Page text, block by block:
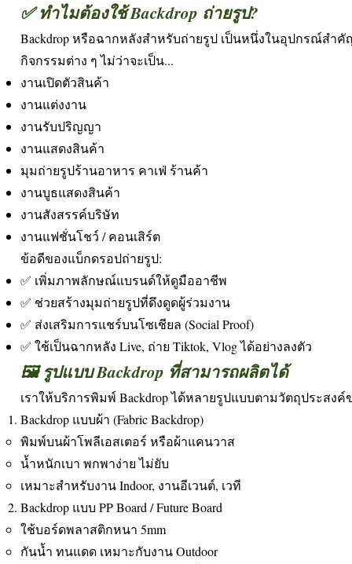
✅ ทำไมต้องใช้ Backdrop ถ่ายรูป?
Backdrop หรือฉากหลังสำหรับถ่ายรูป เป็นหนึ่งในอุปกรณ์สำ
กิจกรรมต่าง ๆ ไม่ว่าจะเป็น...
งานเปิดตัวสินค้า
งานแต่งงาน
งานรับปริญญา
งานแสดงสินค้า
มุมถ่ายรูปร้านอาหาร คาเฟ่ ร้านค้า
งานบูธแสดงสินค้า
งานสังสรรค์บริษัท
งานแฟชั่นโชว์ / คอนเสิร์ต
ข้อดีของแบ็กดรอปถ่ายรูป:
✅ เพิ่มภาพลักษณ์แบรนด์ให้ดูมืออาชีพ
✅ ช่วยสร้างมุมถ่ายรูปที่ดึงดูดผู้ร่วมงาน
✅ ส่งเสริมการแชร์บนโซเชียล (Social Proof)
✅ ใช้เป็นฉากหลัง Live, ถ่าย Tiktok, Vlog ได้อย่างลงตัว
🖼️ รูปแบบ Backdrop ที่สามารถผลิตได้
เราให้บริการพิมพ์ Backdrop ได้หลายรูปแบบตามวัตถุประสง
Backdrop แบบผ้า (Fabric Backdrop)
พิมพ์บนผ้าโพลีเอสเตอร์ หรือผ้าแคนวาส
น้ำหนักเบา พกพาง่าย ไม่ยับ
เหมาะสำหรับงาน Indoor, งานอีเวนต์, เวที
Backdrop แบบ PP Board / Future Board
ใช้บอร์ดพลาสติกหนา 5mm
กันน้ำ ทนแดด เหมาะกับงาน Outdoor